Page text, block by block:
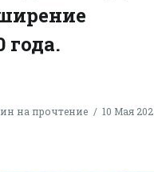
года.
на прочтение 10 Мая